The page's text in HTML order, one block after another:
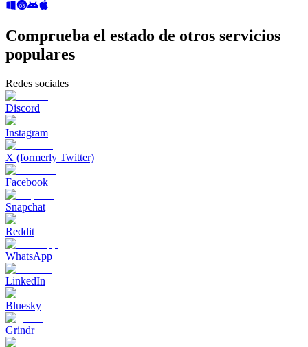
Comprueba el estado de otros servicios
populares
Redes sociales
Discord
Instagram
X (formerly Twitter)
Facebook
Snapchat
Reddit
WhatsApp
LinkedIn
Bluesky
Grindr